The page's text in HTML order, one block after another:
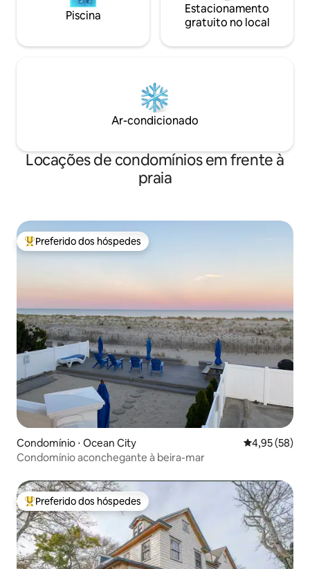
Piscina
Estacionamento
gratuito no local
Ar-condicionado
Locações de condomínios em frente à
praia
Entre os melhores preferidos dos hóspedes
Preferido dos hóspedes
Condomínio ⋅ Ocean City 4,95 de uma
4,95 (58)
Condomínio aconchegante à beira-mar
Entre os melhores preferidos dos hóspedes
Preferido dos hóspedes